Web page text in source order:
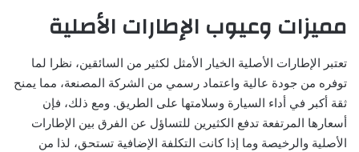
مميزات وعيوب الإطارات الأصلية
تعتبر الإطارات الأصلية الخيار الأمثل لكثير من السائقين، نظرا لما
توفره من جودة عالية واعتماد رسمي من الشركة المصنعة، مما يمنح
ثقة أكبر في أداء السيارة وسلامتها على الطريق. ومع ذلك، فإن
أسعارها المرتفعة تدفع الكثيرين للتساؤل عن الفرق بين الإطارات
الأصلية والرخيصة وما إذا كانت التكلفة الإضافية تستحق، لذا من